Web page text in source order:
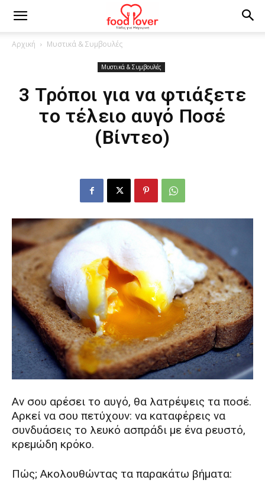
Αρχική Μυστικά & Συμβουλές
Μυστικά & Συμβουλές
3 Τρόποι για να φτιάξετε
το τέλειο αυγό Ποσέ
(Βίντεο)
Αν σου αρέσει το αυγό, θα λατρέψεις τα ποσέ.
Αρκεί να σου πετύχουν: να καταφέρεις να
συνδυάσεις το λευκό ασπράδι με ένα ρευστό,
κρεμώδη κρόκο.
Πώς; Ακολουθώντας τα παρακάτω βήματα: